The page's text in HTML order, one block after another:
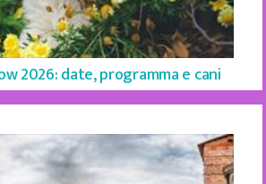
2026: date, programma e cani